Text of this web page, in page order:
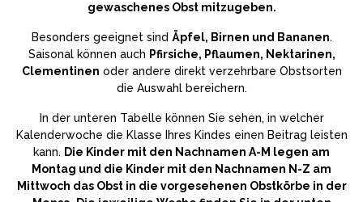
gewaschenes Obst mitzugeben.
Besonders geeignet sind Äpfel, Birnen und Bananen.
Saisonal können auch Pfirsiche, Pflaumen, Nektarinen,
Clementinen oder andere direkt verzehrbare Obstsorten
die Auswahl bereichern.
In der unteren Tabelle können Sie sehen, in welcher
Kalenderwoche die Klasse Ihres Kindes einen Beitrag leisten
kann. Die Kinder mit den Nachnamen A-M legen am
Montag und die Kinder mit den Nachnamen N-Z am
Mittwoch das Obst in die vorgesehenen Obstkörbe in der